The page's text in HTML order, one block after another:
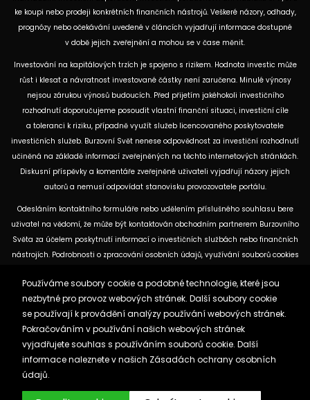
ke koupi nebo prodeji konkrétních finančních nástrojů. Veškeré názory, odhady,
prognózy nebo očekávání uvedené v článcích vyjadřují informace dostupné
v době jejich zveřejnění a mohou se v čase měnit.
Investování na kapitálových trzích je spojeno s rizikem. Hodnota investic může
růst i klesat a návratnost investované částky není zaručena. Minulé výnosy
nejsou zárukou výnosů budoucích. Před přijetím jakéhokoli investičního
rozhodnutí doporučujeme posoudit vlastní finanční situaci, investiční cíle
a toleranci k riziku, případně využít služeb licencovaného poskytovatele
investičních služeb. Burzovní Svět nenese odpovědnost za investiční rozhodnutí
učiněná na základě informací zveřejněných na těchto internetových stránkách.
Diskusní příspěvky a komentáře zveřejněné uživateli vyjadřují názory jejich
autorů a nemusí odpovídat stanovisku provozovatele portálu.
Odesláním kontaktního formuláře nebo udělením příslušného souhlasu bere
uživatel na vědomí, že může být kontaktován obchodním partnerem Burzovního
Světa za účelem poskytnutí informací o investičních službách nebo finančních
nástrojích. Podrobnosti o zpracování osobních údajů, využívání souborů cookies
dostupných na těchto internetových stránkách. U jednotlivých článků mohou
být uvedeny informace o použitých zdrojích, datu původní analýzy nebo datu,
ke kterému se vztahují uvedené tržní údaje.
Zásady ochrany osobních údajů a cookies
Reklama
Burzovnisvet.cz © 2026
Používáme soubory cookie a podobné technologie, které jsou
nezbytné pro provoz webových stránek. Další soubory cookie
se používají k provádění analýzy používání webových stránek.
Pokračováním v používání našich webových stránek
vyjadřujete souhlas s používáním souborů cookie. Další
informace naleznete v našich Zásadách ochrany osobních
údajů.